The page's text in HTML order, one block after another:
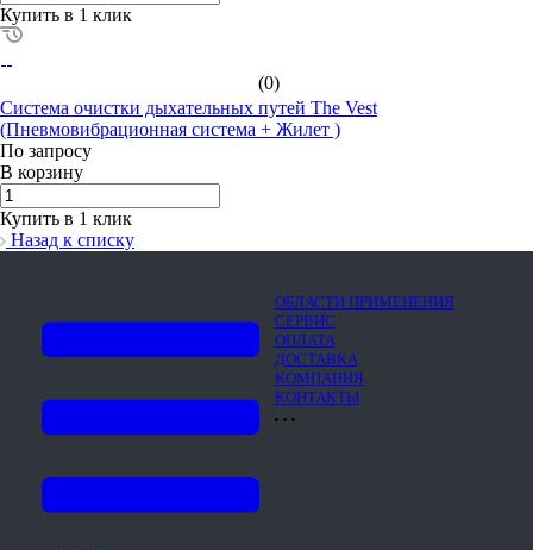
Купить в 1 клик
(0)
Система очистки дыхательных путей The Vest
(Пневмовибрационная система + Жилет )
По запросу
В корзину
Купить в 1 клик
Назад к списку
ОБЛАСТИ ПРИМЕНЕНИЯ
СЕРВИС
ОПЛАТА
ДОСТАВКА
КОМПАНИЯ
КОНТАКТЫ